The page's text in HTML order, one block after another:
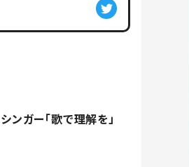
ガー「歌で理解を」